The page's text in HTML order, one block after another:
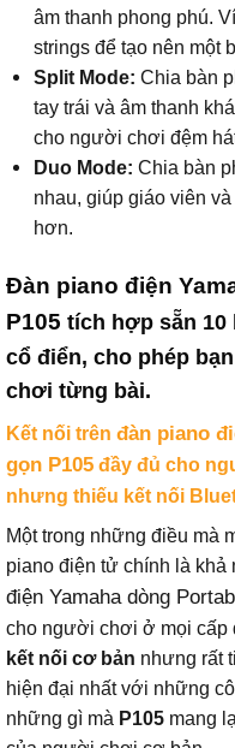
âm thanh phong phú.
strings để tạo nên một
Split Mode: Chia bàn
tay trái và âm thanh
cho người chơi đệm
Duo Mode: Chia bàn
nhau, giúp giáo viên
hơn.
Đàn piano điện
P105 tích hợp sẵn 10
cổ điển, cho phép
chơi từng bài.
Kết nối trên đàn piano
gọn P105 đầy đủ cho
nhưng thiếu kết nối
Một trong những điều mà
piano điện tử chính là khả
điện Yamaha dòng
cho người chơi ở mọi cấp
kết nối cơ bản nhưng rất
hiện đại nhất với những
những gì mà P105 mang